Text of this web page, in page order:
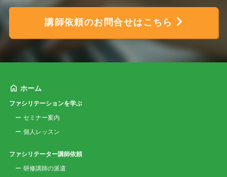
講師依頼のお問合せはこちら
ホーム
ファシリテーションを学ぶ
セミナー案内
個人レッスン
ファシリテーター講師依頼
研修講師の派遣